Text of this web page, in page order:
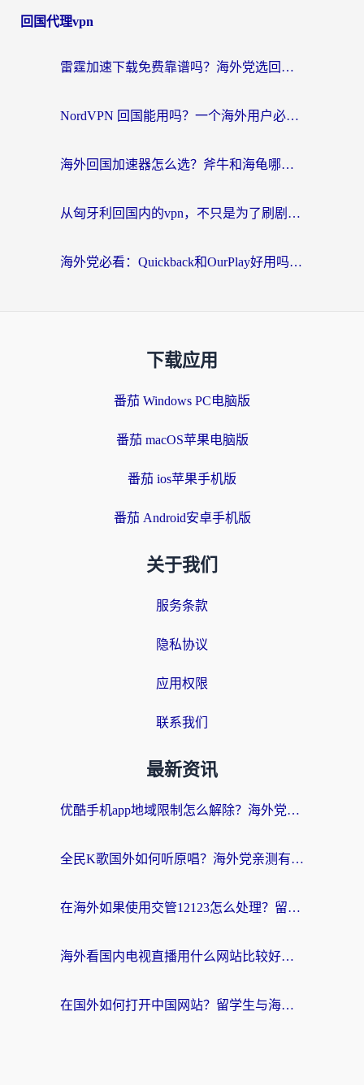
回国代理vpn
雷霆加速下载免费靠谱吗？海外党选回国加速器的避坑指南（附热门工具对比）
NordVPN 回国能用吗？一个海外用户必须面对的真实困境
海外回国加速器怎么选？斧牛和海龟哪个好？一篇帮你避开坑的实用指南
从匈牙利回国内的vpn，不只是为了刷剧那么简单
海外党必看：Quickback和OurPlay好用吗？3分钟选对回国加速器，无缝刷剧玩游戏
下载应用
番茄 Windows PC电脑版
番茄 macOS苹果电脑版
番茄 ios苹果手机版
番茄 Android安卓手机版
关于我们
服务条款
隐私协议
应用权限
联系我们
最新资讯
优酷手机app地域限制怎么解除？海外党亲测有效的追剧方案
全民K歌国外如何听原唱？海外党亲测有效的回国加速器选择指南
在海外如果使用交管12123怎么处理？留学生亲测有效的回国加速方案
海外看国内电视直播用什么网站比较好？一篇解决你所有追剧难题的实用指南
在国外如何打开中国网站？留学生与海外华人的无缝访问指南